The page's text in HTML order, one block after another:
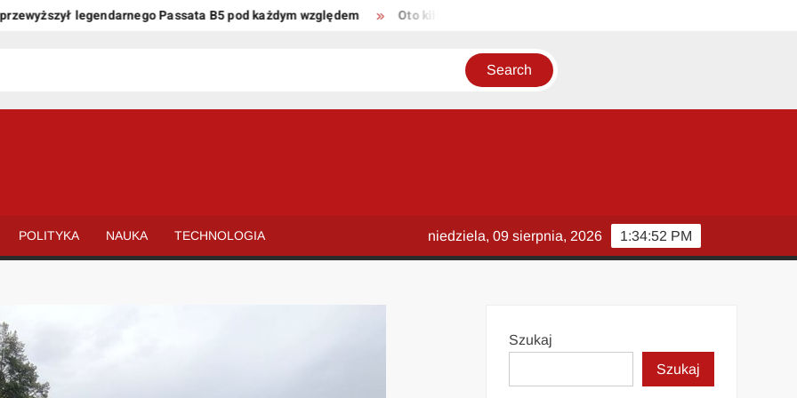
legendarnego Passata B5 pod każdym względem Oto kilka propozycji unikalnych tytułów zachowujących sens oryginału:
POLITYKA NAUKA TECHNOLOGIA 1:34:53 PM
niedziela, 09 sierpnia, 2026
Szukaj
Szukaj